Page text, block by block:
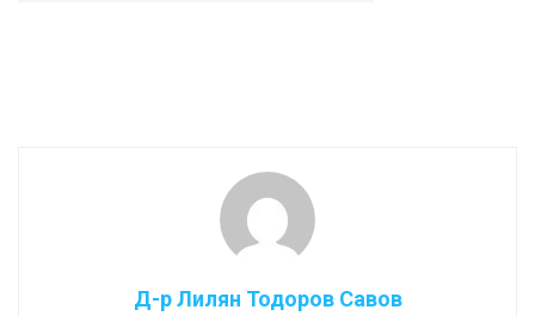
Д-р Лилян Тодоров Савов